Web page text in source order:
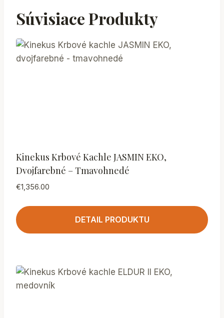
Súvisiace Produkty
Kinekus Krbové Kachle JASMIN EKO,
Dvojfarebné – Tmavohnedé
€1,356.00
DETAIL PRODUKTU